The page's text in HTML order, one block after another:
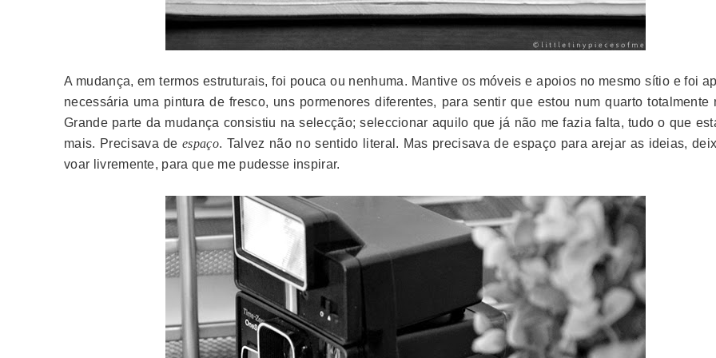
A mudança, em termos estruturais, foi pouca ou nenhuma. Mantive os móveis e apoios no mesmo sítio e foi
necessária uma pintura de fresco, uns pormenores diferentes, para sentir que estou num quarto totalmente
Grande parte da mudança consistiu na selecção; seleccionar aquilo que já não me fazia falta, tudo o que
mais. Precisava deespaço. Talvez não no sentido literal. Mas precisava de espaço para arejar as ideias,
voar livremente, para que me pudesse inspirar.